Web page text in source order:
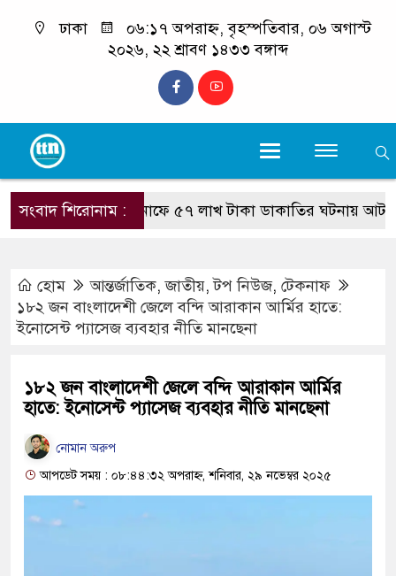
ঢাকা
০৬:১৭ অপরাহ্ন, বৃহস্পতিবার, ০৬ অগাস্ট
২০২৬, ২২ শ্রাবণ ১৪৩৩ বঙ্গাব্দ
সংবাদ শিরোনাম :
টেকনাফে ৫৭ লাখ টাকা ডাকাতির ঘটনায় আটক ২ :
হোম আন্তর্জাতিক,জাতীয়,টপ নিউজ, টেকনাফ
১৮২ জন বাংলাদেশী জেলে বন্দি আরাকান আর্মির হাতে:
ইনোসেন্ট প্যাসেজ ব্যবহার নীতি মানছেনা
১৮২ জন বাংলাদেশী জেলে বন্দি আরাকান আর্মির
হাতে: ইনোসেন্ট প্যাসেজ ব্যবহার নীতি মানছেনা
নোমান অরুপ
আপডেট সময় : ০৮:৪৪:৩২ অপরাহ্ন, শনিবার, ২৯ নভেম্বর ২০২৫